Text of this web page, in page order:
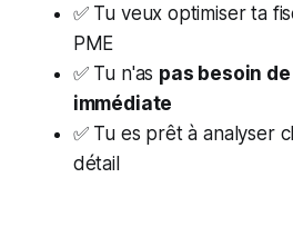
✅ Tu veux optimiser ta
PME
✅ Tu n'as pas besoin
immédiate
✅ Tu es prêt à analyser
détail